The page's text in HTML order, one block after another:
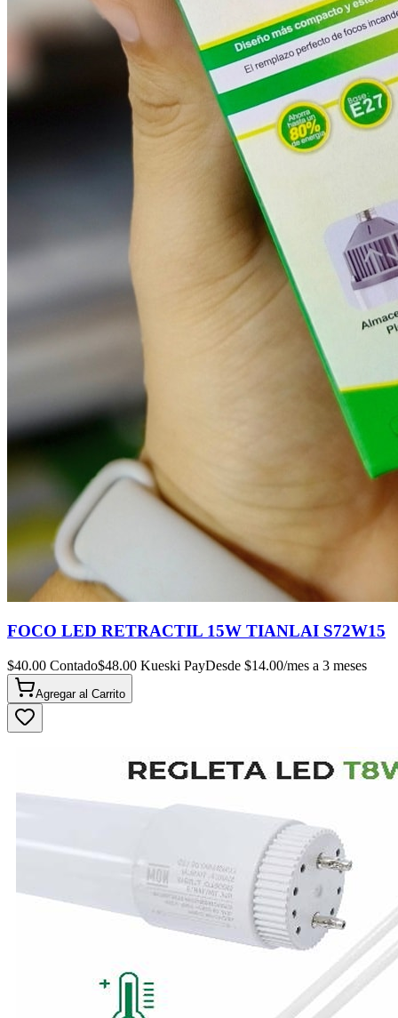
FOCO LED RETRACTIL 15W TIANLAI S72W15
$40.00 Contado$48.00 Kueski PayDesde $14.00/mes a 3 meses
Agregar al Carrito